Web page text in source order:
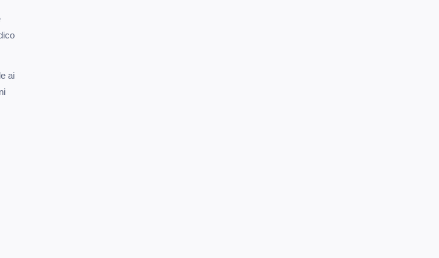
ai